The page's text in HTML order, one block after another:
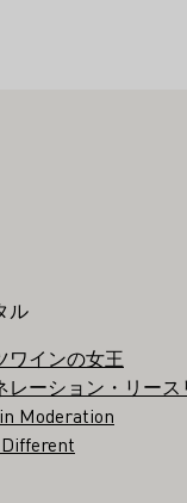
ル
ワインの女王
レーション・リース
Moderation